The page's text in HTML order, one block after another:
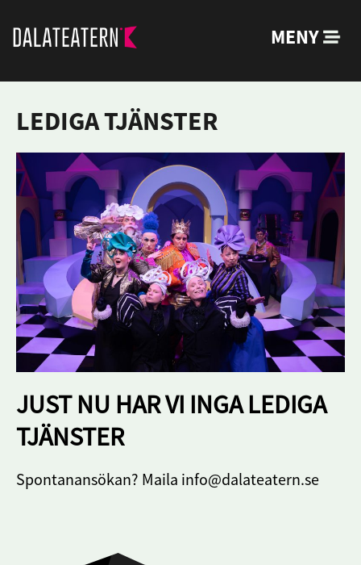
MENY
LEDIGA TJÄNSTER
JUST NU HAR VI INGA LEDIGA
TJÄNSTER
Spontanansökan? Maila info@dalateatern.se